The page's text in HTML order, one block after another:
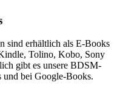
sind erhältlich als E-Books
Tolino, Kobo, Sony
gibt es unsere BDSM-
und bei Google-Books.